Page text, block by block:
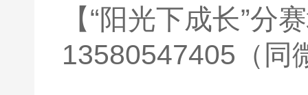
【“阳光下成长”分
13580547405（同